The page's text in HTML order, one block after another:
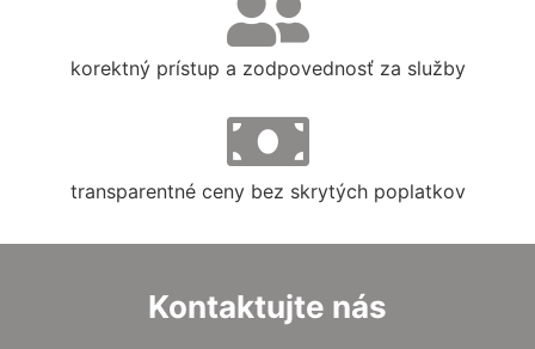
korektný prístup a zodpovednosť za služby
transparentné ceny bez skrytých poplatkov
Kontaktujte nás